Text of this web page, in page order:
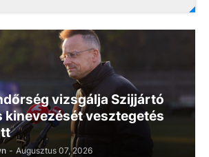
vizsgálja Szijjártó
kinevezését vesztegetés
- Augusztus 07, 2026